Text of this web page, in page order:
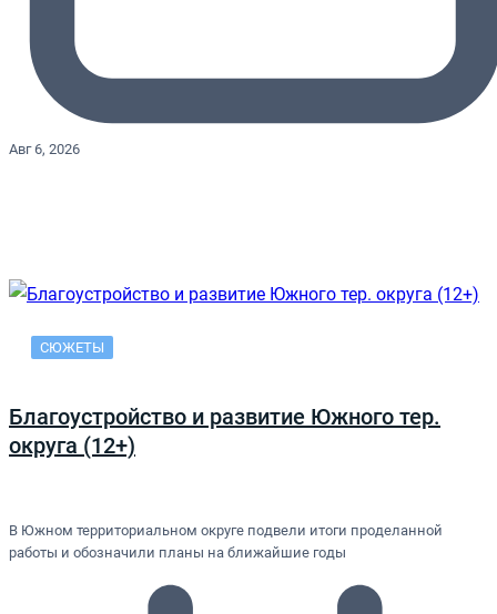
Авг 6, 2026
СЮЖЕТЫ
Благоустройство и развитие Южного тер.
округа (12+)
В Южном территориальном округе подвели итоги проделанной
работы и обозначили планы на ближайшие годы